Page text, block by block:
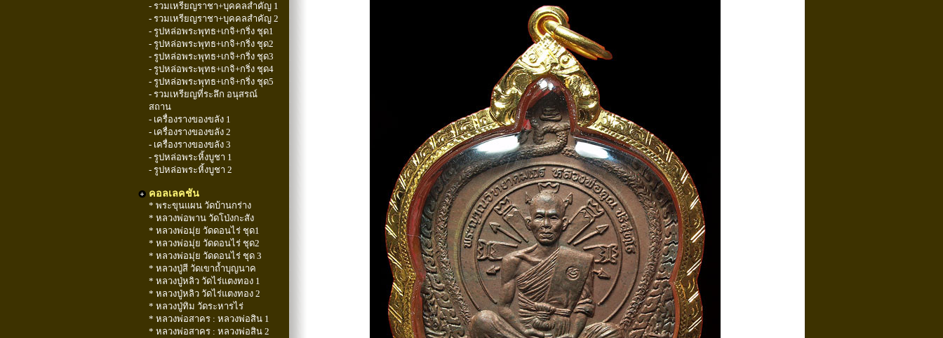
- รวมเหรียญราชา+บุคคลสำคัญ 1
- รวมเหรียญราชา+บุคคลสำคัญ 2
- รูปหล่อพระพุทธ+เกจิ+กริ่ง ชุด1
- รูปหล่อพระพุทธ+เกจิ+กริ่ง ชุด2
- รูปหล่อพระพุทธ+เกจิ+กริ่ง ชุด3
- รูปหล่อพระพุทธ+เกจิ+กริ่ง ชุด4
- รูปหล่อพระพุทธ+เกจิ+กริ่ง ชุด5
- รวมเหรียญที่ระลึก อนุสรณ์
สถาน
- เครื่องรางของขลัง 1
- เครื่องรางของขลัง 2
- เครื่องรางของขลัง 3
- รูปหล่อพระหิ้งบูชา 1
- รูปหล่อพระหิ้งบูชา 2
คอลเลคชัน
* พระขุนแผน วัดบ้านกร่าง
* หลวงพ่อพาน วัดโป่งกะสัง
* หลวงพ่อมุ่ย วัดดอนไร่ ชุด1
* หลวงพ่อมุ่ย วัดดอนไร่ ชุด2
* หลวงพ่อมุ่ย วัดดอนไร่ ชุด 3
* หลวงปู่สี วัดเขาถ้ำบุญนาค
* หลวงปู่หลิว วัดไร่แตงทอง 1
* หลวงปู่หลิว วัดไร่แตงทอง 2
* หลวงปู่ทิม วัดระหารไร่
* หลวงพ่อสาคร : หลวงพ่อสิน 1
* หลวงพ่อสาคร : หลวงพ่อสิน 2